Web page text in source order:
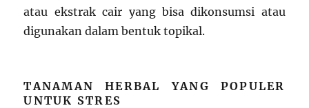
atau ekstrak cair yang bisa dikonsumsi atau
digunakan dalam bentuk topikal.
TANAMAN HERBAL YANG POPULER
UNTUK STRES